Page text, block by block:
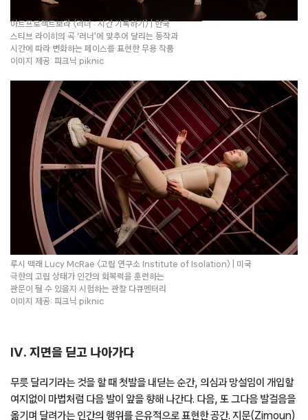
루시 맥래 Lucy McRae 〈고립 연구소 Institute of Isolation〉 | 미국
극한의 고립 상태가 인간의 회복력을 훈련하는
관문이 될 수 있을지 시험하는 관찰 다큐멘터리
이미지 제공: 피크닉 piknic
IV. 지면을 딛고 나아가다
무릇 달리기라는 것을 할 때 첫발을 내딛는 순간, 의심과 망설임이 개입할
작가의 골판지로 제작한 88개의 DC모터 설치물을 통해 서로 다른
만난 땅 위에 종이를 대고 압력을 가해 프로타주 기법으로 완성한 흑백
드로잉 작품까지 만나볼 수 있다.